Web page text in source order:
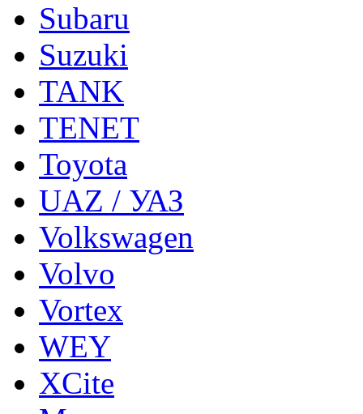
Subaru
Suzuki
TANK
TENET
Toyota
UAZ / УАЗ
Volkswagen
Volvo
Vortex
WEY
XCite